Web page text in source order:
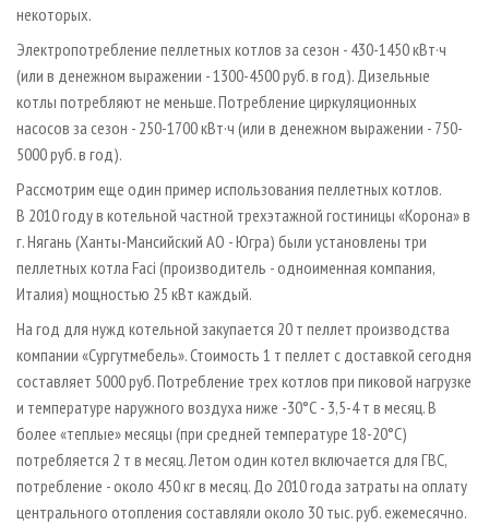
некоторых.
Электропотребление пеллетных котлов за сезон - 430-1450 кВт·ч
(или в денежном выражении - 1300-4500 руб. в год). Дизельные
котлы потребляют не меньше. Потребление циркуляционных
насосов за сезон - 250-1700 кВт·ч (или в денежном выражении - 750-
5000 руб. в год).
Рассмотрим еще один пример использования пеллетных котлов.
В 2010 году в котельной частной трехэтажной гостиницы «Корона» в
г. Нягань (Ханты-­Мансийский АО - Югра) были установлены три
пеллетных котла Faci (производитель - одноименная компания,
Италия) мощностью 25 кВт каждый.
На год для нужд котельной закупается 20 т пеллет производства
компании «Сургутмебель». Стоимость 1 т пеллет с доставкой сегодня
составляет 5000 руб. Потребление трех котлов при пиковой нагрузке
и температуре наружного воздуха ниже ­-30°С - 3,5-4 т в месяц. В
более «теплые» месяцы (при средней температуре 18-20°С)
потребляется 2 т в месяц. Летом один котел включается для ГВС,
потребление - около 450 кг в месяц. До 2010 года затраты на оплату
центрального отопления составляли около 30 тыс. руб. ежемесячно.